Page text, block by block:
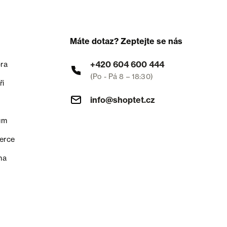
Máte dotaz? Zeptejte se nás
+420 604 600 444
(Po - Pá 8 – 18:30)
info@shoptet.cz